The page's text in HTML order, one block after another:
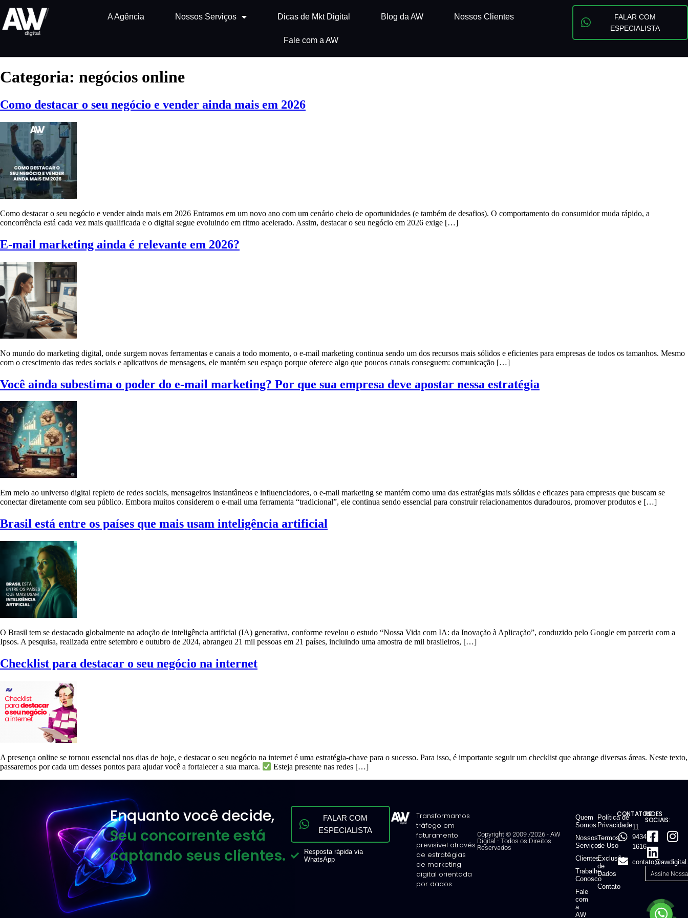
A Agência Nossos Serviços Dicas de Mkt Digital Blog da AW Nossos Clientes
Fale com a AW
FALAR COM
ESPECIALISTA
Categoria: negócios online
Como destacar o seu negócio e vender ainda mais em 2026
Como destacar o seu negócio e vender ainda mais em 2026 Entramos em um novo ano com um cenário cheio de oportunidades (e também de desafios). O comportamento do consumidor muda rápido, a
concorrência está cada vez mais qualificada e o digital segue evoluindo em ritmo acelerado. Assim, destacar o seu negócio em 2026 exige […]
E-mail marketing ainda é relevante em 2026?
No mundo do marketing digital, onde surgem novas ferramentas e canais a todo momento, o e-mail marketing continua sendo um dos recursos mais sólidos e eficientes para empresas de todos os tamanhos. Mesmo
com o crescimento das redes sociais e aplicativos de mensagens, ele mantém seu espaço porque oferece algo que poucos canais conseguem: comunicação […]
Você ainda subestima o poder do e-mail marketing? Por que sua empresa deve apostar nessa estratégia
Em meio ao universo digital repleto de redes sociais, mensageiros instantâneos e influenciadores, o e-mail marketing se mantém como uma das estratégias mais sólidas e eficazes para empresas que buscam se
conectar diretamente com seu público. Embora muitos considerem o e-mail uma ferramenta “tradicional”, ele continua sendo essencial para construir relacionamentos duradouros, promover produtos e […]
Brasil está entre os países que mais usam inteligência artificial
O Brasil tem se destacado globalmente na adoção de inteligência artificial (IA) generativa, conforme revelou o estudo “Nossa Vida com IA: da Inovação à Aplicação”, conduzido pelo Google em parceria com a
Ipsos. A pesquisa, realizada entre setembro e outubro de 2024, abrangeu 21 mil pessoas em 21 países, incluindo uma amostra de mil brasileiros, […]
Checklist para destacar o seu negócio na internet
A presença online se tornou essencial nos dias de hoje, e destacar o seu negócio na internet é uma estratégia-chave para o sucesso. Para isso, é importante seguir um checklist que abrange diversas áreas. Neste texto,
passaremos por cada um desses pontos para ajudar você a fortalecer a sua marca.
Esteja presente nas redes […]
Enquanto você decide,
Seu concorrente está
captando seus clientes.
FALAR COM
ESPECIALISTA
Resposta rápida via
WhatsApp
Transformamos
tráfego em
faturamento
previsível através
de estratégias
de marketing
digital orientada
por dados.
Copyright © 2009 /2026 - AW
Digital-Todos os Direitos
Reservados
Quem
Somos
Nossos
Serviços
Clientes
Trabalhe
Conosco
Fale
com
a
AW
Política de
Privacidade
Termos
de Uso
Exclusão
de
Dados
Contato
CONTATOS:
11
94347-
1616
REDES
SOCIAIS: